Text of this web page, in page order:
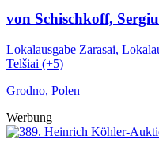
von Schischkoff,
Lokalausgabe Zarasai,
Telšiai (+5)
Grodno, Polen
Werbung